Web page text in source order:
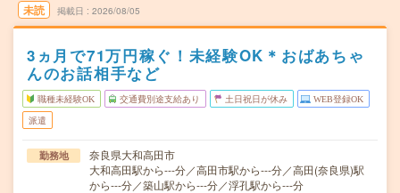
未読 掲載日 2026/08/05
3ヵ月で71万円稼ぐ！未経験OK＊おばあちゃ
んのお話相手など
職種未経験OK 交通費別途支給あり 土日祝日が休み WEB登録OK
派遣
勤務地
奈良県大和高田市
大和高田駅から---分／高田市駅から---分／高田(奈良県)駅
から---分／築山駅から---分／浮孔駅から---分